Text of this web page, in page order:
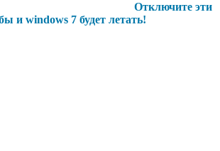
Отключите эти
и windows 7 будет летать!